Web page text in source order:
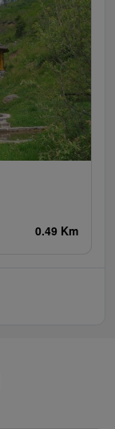
0.49 Km